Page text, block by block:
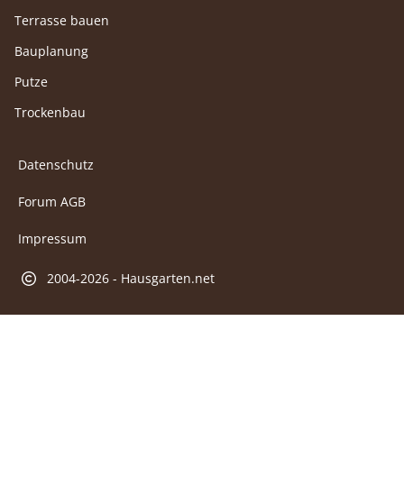
Terrasse bauen
Bauplanung
Putze
Trockenbau
Datenschutz
Forum AGB
Impressum
2004-2026 - Hausgarten.net